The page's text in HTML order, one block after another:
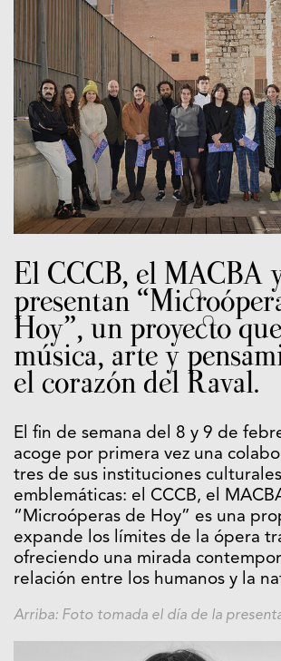
El CCCB, el MACBA
presentan
Hoy”, un proyecto
música, arte y
el corazón del Raval.
El fin de semana del 8 y 9 de
acoge por primera vez una
tres de sus instituciones
emblemáticas: el CCCB, el
“Microóperas de Hoy” es una
expande los límites de la ópera
ofreciendo una mirada
relación entre los humanos y la
Arriba: Foto tomada el día de la